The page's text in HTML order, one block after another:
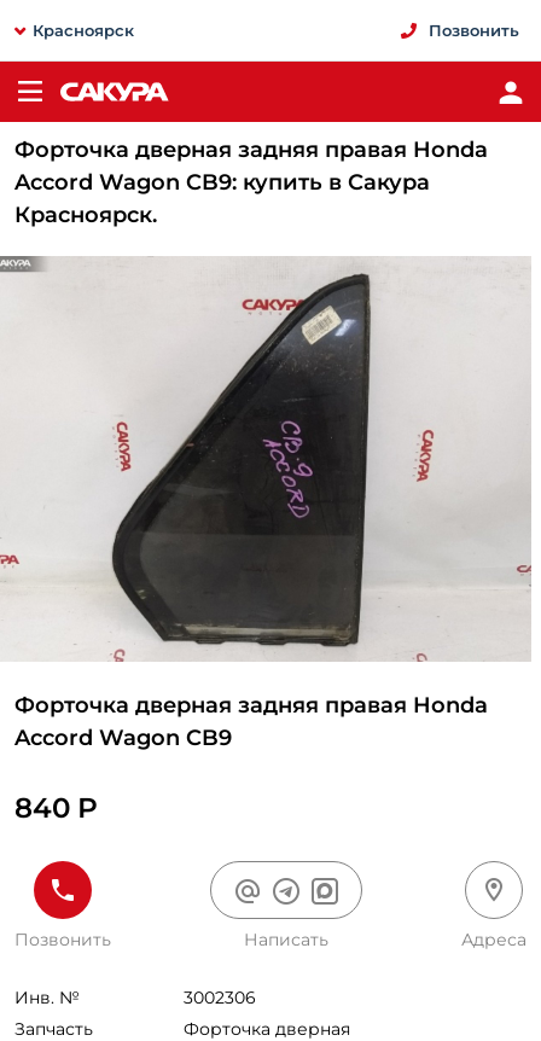
Красноярск Позвонить
Форточка дверная задняя правая Honda
Accord Wagon CB9: купить в Сакура
Красноярск.
Форточка дверная задняя правая Honda
Accord Wagon CB9
840 Р
Позвонить Написать Адреса
Инв. №
3002306
Запчасть
Форточка дверная